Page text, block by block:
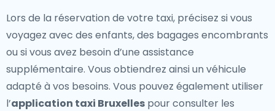
Lors de la réservation de votre taxi, précisez si vous
voyagez avec des enfants, des bagages encombrants
ou si vous avez besoin d’une assistance
supplémentaire. Vous obtiendrez ainsi un véhicule
adapté à vos besoins. Vous pouvez également utiliser
l’application taxi Bruxelles pour consulter les